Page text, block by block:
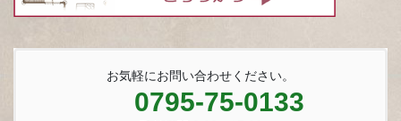
お気軽にお問い合わせください。
0795-75-0133